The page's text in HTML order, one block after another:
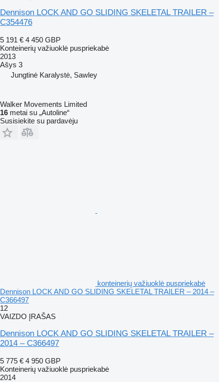
Dennison LOCK AND GO SLIDING SKELETAL TRAILER –
C354476
5 191 € 4 450 GBP
Konteinerių važiuoklė puspriekabė
2013
Ašys 3
Jungtinė Karalystė, Sawley
Walker Movements Limited
16 metai su „Autoline“
Susisiekite su pardavėju
konteinerių važiuoklė puspriekabė
Dennison LOCK AND GO SLIDING SKELETAL TRAILER – 2014 –
C366497
12
VAIZDO ĮRAŠAS
Dennison LOCK AND GO SLIDING SKELETAL TRAILER –
2014 – C366497
5 775 € 4 950 GBP
Konteinerių važiuoklė puspriekabė
2014